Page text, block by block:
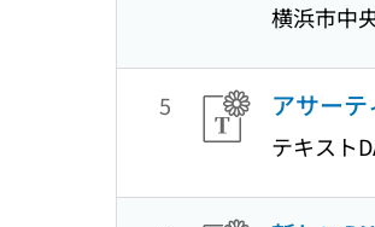
横浜市中
5 アサー
テキスト